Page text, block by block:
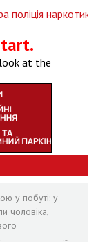
поліція наркотик
at the
у побуті: у
чоловіка,